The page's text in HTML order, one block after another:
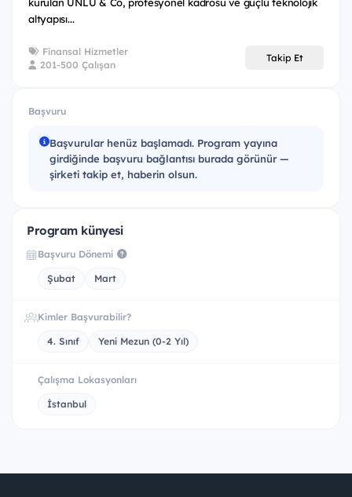
becerilerini geliştirecek eğitim programları ile
gelişim,
İnovatif projelerde aktif rol alma şansı ile
stratejik
bakış,
Beraber öğreneceğimiz
deneyimi,
İnsan Kaynakları ekibiyle beraber
kariyer
altyapısı...
Finansal Hizmetler
201-500 Çalışan
Takip Et
Başvuru
Başvurular henüz başlamadı. Program yayına
girdiğinde başvuru bağlantısı burada görünür —
şirketi takip et, haberin olsun.
Program künyesi
Başvuru Dönemi
Şubat Mart
Kimler Başvurabilir?
4. Sınıf Yeni Mezun (0-2 Yıl)
Çalışma Lokasyonları
İstanbul